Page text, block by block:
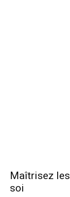
Maîtrisez
soi